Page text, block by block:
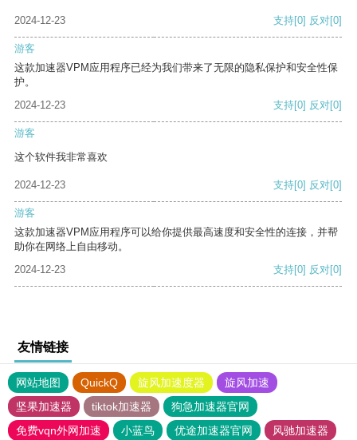
2024-12-23 支持[0] 反对[0]
游客
这款加速器VPM应用程序已经为我们带来了无限的隐私保护和安全性保
护。
2024-12-23
支持[0] 反对[0]
游客
这个软件我非常喜欢
2024-12-23 支持[0] 反对[0]
游客
这款加速器VPM应用程序可以给你提供最高速度和安全性的连接，并帮
助你在网络上自由移动。
2024-12-23
支持[0] 反对[0]
友情链接
网站地图 QuickQ 旋风加速度器
旋风加速
坚果加速器
tiktok加速器
狗急加速器官网
免费vqn外网加速
小蓝鸟 优途加速器官网 风驰加速器